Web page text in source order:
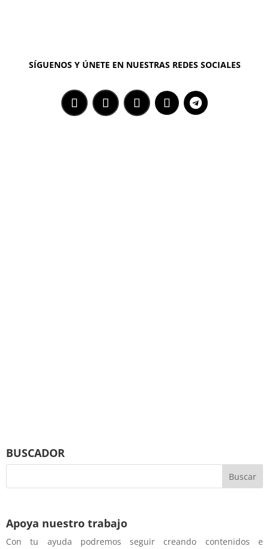
SÍGUENOS Y ÚNETE EN NUESTRAS REDES SOCIALES
BUSCADOR
Apoya nuestro trabajo
Con tu ayuda podremos seguir creando contenidos e